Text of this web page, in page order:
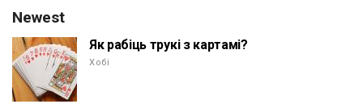
Newest
Як рабіць трукі з картамі?
Хобі